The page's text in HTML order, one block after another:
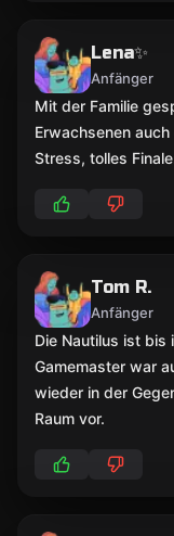
Lena✨
Anfänger
Mit der Familie
Erwachsenen
Stress, tolles
Tom R.
Anfänger
Die Nautilus ist
Gamemaster war
wieder in der
Raum vor.